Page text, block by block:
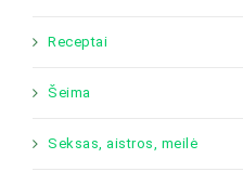
Receptai
Šeima
Seksas, aistros, meilė